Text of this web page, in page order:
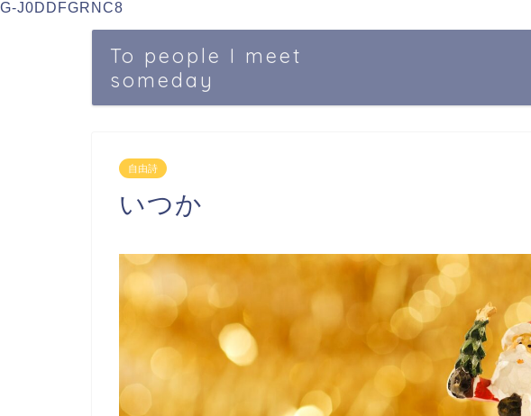
G-J0DDFGRNC8
To people I meet
someday
自由詩
いつか